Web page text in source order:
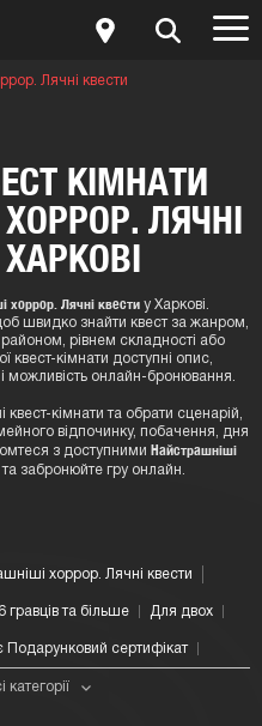
Лячні квести
КІМНАТИ
ЛЯЧНІ
хоррор. Лячні квестиу Харкові.
швидко знайти квест за жанром,
районом, рівнем складності або
кімнати доступні опис,
і можливість онлайн-бронювання.
кімнати та обрати сценарій,
відпочинку, побачення, дня
з доступними Найстрашніші
забронюйте гру онлайн.
хоррор. Лячні квести
гравців та більше Для двох
Подарунковий сертифікат
категорії